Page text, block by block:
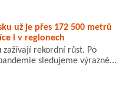
už je přes 172 500 metrů
i v regionech
zažívají rekordní růst. Po
sledujeme výrazné...